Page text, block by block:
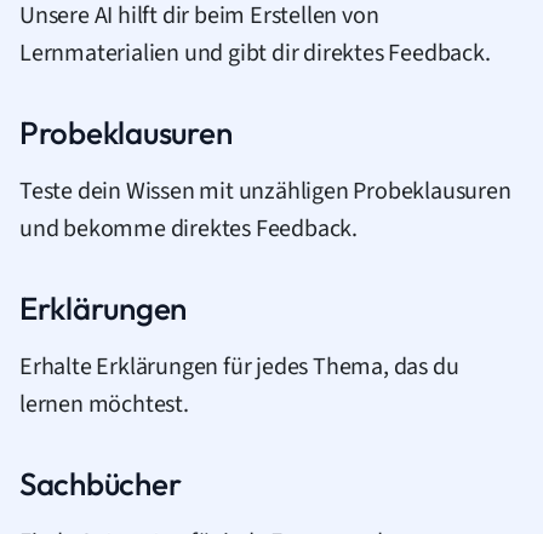
Unsere AI hilft dir beim Erstellen von
Lernmaterialien und gibt dir direktes Feedback.
Probeklausuren
Teste dein Wissen mit unzähligen Probeklausuren
und bekomme direktes Feedback.
Erklärungen
Erhalte Erklärungen für jedes Thema, das du
lernen möchtest.
Sachbücher